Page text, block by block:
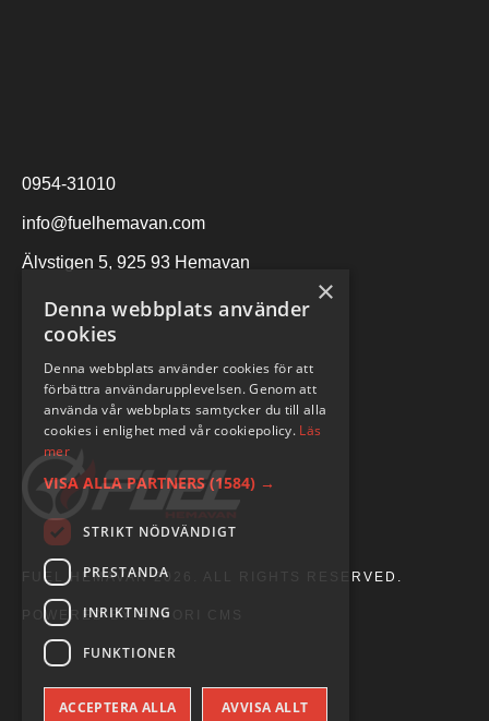
0954-31010
info@fuelhemavan.com
Älvstigen 5, 925 93 Hemavan
FUEL HEMAVAN 2026. ALL RIGHTS RESERVED.
POWERED BY EMPORI CMS
×
Denna webbplats använder
cookies
Denna webbplats använder cookies för att
förbättra användarupplevelsen. Genom att
använda vår webbplats samtycker du till alla
cookies i enlighet med vår cookiepolicy. Läs
mer
VISA ALLA PARTNERS (1584) →
STRIKT NÖDVÄNDIGT
PRESTANDA
INRIKTNING
FUNKTIONER
ACCEPTERA ALLA AVVISA ALLT